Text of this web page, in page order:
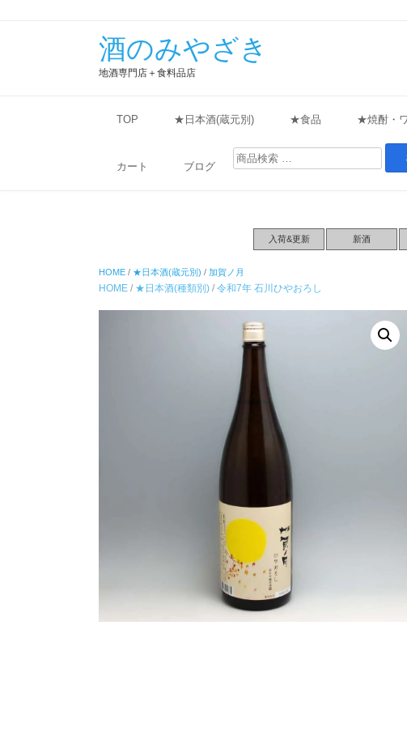
酒のみやざき
地酒専門店＋食料品店
TOP ★日本酒(蔵元別) ★食品 ★焼酎・
カート ブログ
検
索
入荷&更新 新酒
HOME / ★日本酒(蔵元別) / 加賀ノ月
HOME / ★日本酒(種類別) / 令和7年 石川ひやおろし